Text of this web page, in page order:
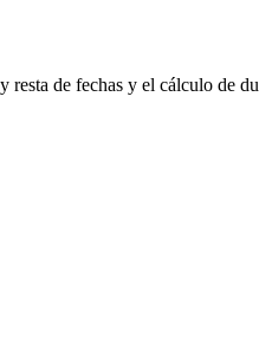
resta de fechas y el cálculo de